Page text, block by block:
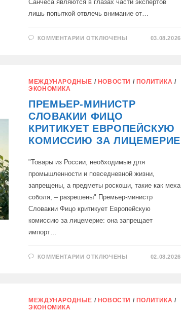
Санчеса являются в глазах части экспертов
лишь попыткой отвлечь внимание от…
КОММЕНТАРИИ К
РОССИЕЙ
НЕ
МОЖЕТ
СЕБЕ
ПОЗВОЛИТЬ
ОТКЛЮЧЕНЫ 03.08.2026
МЕЖДУНАРОДНЫЕ / НОВОСТИ / ПОЛИТИКА /
ЭКОНОМИКА
ПРЕМЬЕР-МИНИСТР
СЛОВАКИИ ФИЦО
КРИТИКУЕТ ЕВРОПЕЙСКУЮ
КОМИССИЮ ЗА ЛИЦЕМЕРИЕ
"Товары из России, необходимые для
промышленности и повседневной жизни,
запрещены, а предметы роскоши, такие как меха
соболя, – разрешены" Премьер-министр
Словакии Фицо критикует Европейскую
комиссию за лицемерие: она запрещает
импорт…
КОММЕНТАРИИ К
ЕВРОПЕЙСКУЮ
ОТКЛЮЧЕНЫ 02.08.2026
МЕЖДУНАРОДНЫЕ / НОВОСТИ / ПОЛИТИКА /
ЭКОНОМИКА